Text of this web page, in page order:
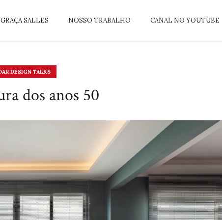
GRAÇA SALLES NOSSO TRABALHO CANAL NO YOUTUBE
DESIGN TALKS
dos anos 50